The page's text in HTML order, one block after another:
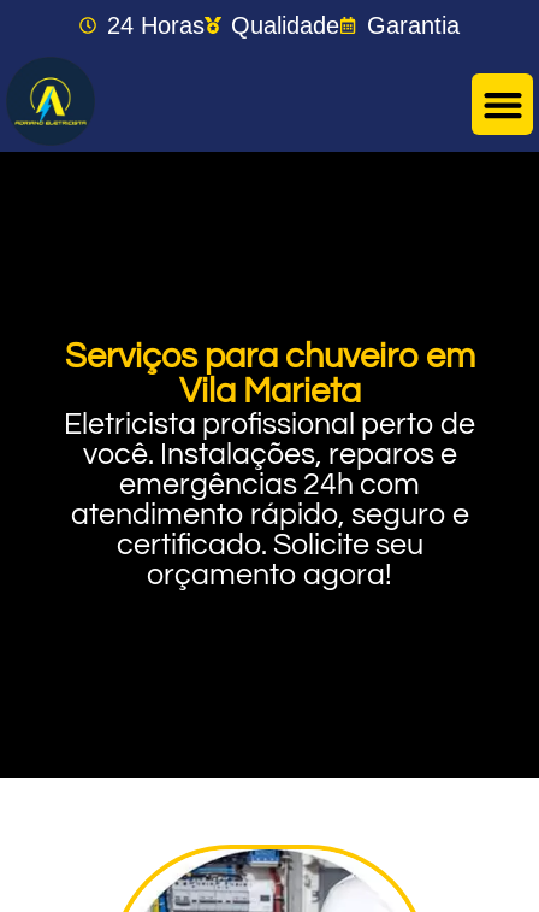
24 Horas Qualidade Garantia
Serviços para chuveiro em
Vila Marieta
Eletricista profissional perto de
você. Instalações, reparos e
emergências 24h com
atendimento rápido, seguro e
certificado. Solicite seu
orçamento agora!